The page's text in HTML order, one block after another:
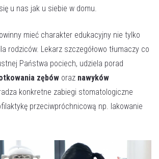
u nas jak u siebie w domu.
mieć charakter edukacyjny nie tylko
rodziców. Lekarz szczegółowo tłumaczy co
Państwa pociech, udziela porad
zębów oraz nawyków
konkretne zabiegi stomatologiczne
przeciwpróchnicową np. lakowanie